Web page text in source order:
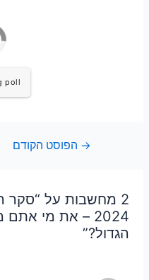
poll ...
→הפוסט הקודם
2 מחשבות על “סקר
2024 – את מי
הגדול?”